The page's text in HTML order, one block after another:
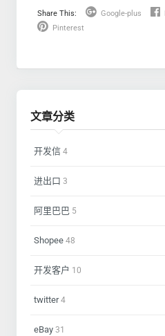
Share This: Google-plus
Pinterest
文章分类
开发信 4
进出口 3
阿里巴巴 5
Shopee 48
开发客户 10
twitter4
eBay 31